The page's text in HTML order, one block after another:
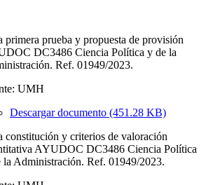
primera prueba y propuesta de provisión
DC3486 Ciencia Política y de la
Ref. 01949/2023.
UMH
Descargar documento (451.28 KB)
constitución y criterios de valoración
AYUDOC DC3486 Ciencia Política
la Administración. Ref. 01949/2023.